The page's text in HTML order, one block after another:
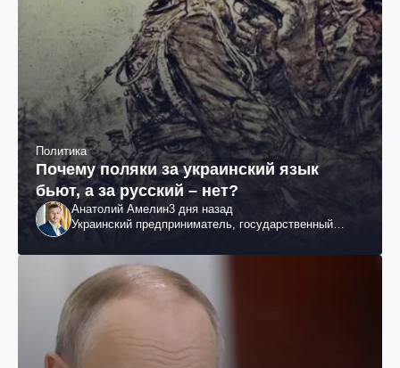
Политика
Почему поляки за украинский язык
бьют, а за русский – нет?
Анатолий Амелин3 дня назад
Украинский предприниматель, государственный